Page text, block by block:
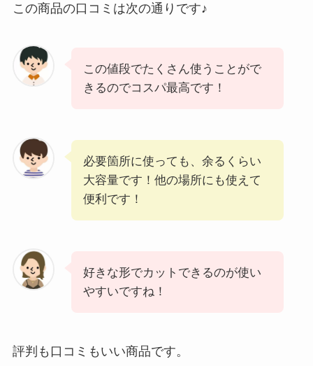
この商品の口コミは次の通りです♪
この値段でたくさん使うことがで
きるのでコスパ最高です！
必要箇所に使っても、余るくらい
大容量です！他の場所にも使えて
便利です！
好きな形でカットできるのが使い
やすいですね！
評判も口コミもいい商品です。